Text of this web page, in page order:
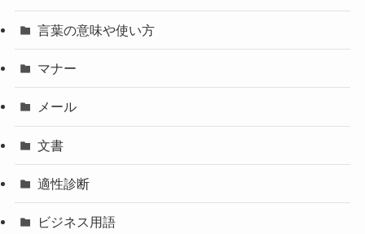
言葉の意味や使い方
マナー
メール
文書
適性診断
ビジネス用語